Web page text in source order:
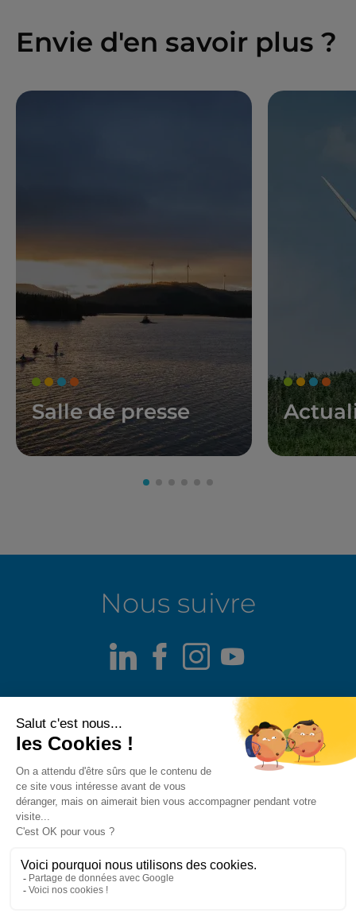
Envie d'en savoir plus ?
Salle de presse
Nous suivre
LinkedIn
Facebook
Instagram
Alerte fraude
Politique de confidentialité